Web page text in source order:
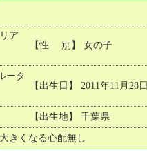
ア
【性 別】 女の子
ータ
【出生日】 2011年11月28日
【出生地】 千葉県
きくなる心配無し